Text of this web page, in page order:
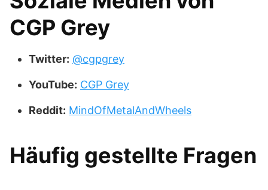
CGP Grey
Twitter: @cgpgrey
YouTube: CGP Grey
Reddit: MindOfMetalAndWheels
Häufig gestellte Fragen